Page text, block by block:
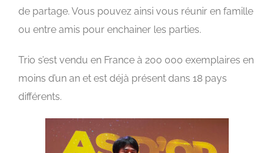
de partage. Vous pouvez ainsi vous réunir en famille
ou entre amis pour enchainer les parties.
Trio s’est vendu en France à 200 000 exemplaires en
moins d’un an et est déjà présent dans 18 pays
différents.